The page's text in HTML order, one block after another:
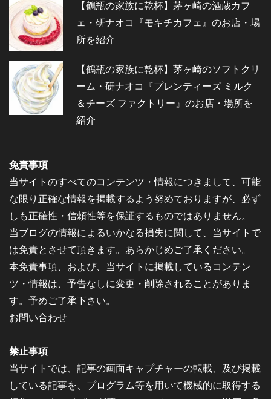
【鶴瓶の家族に乾杯】茅ヶ崎の酒蔵カフ
ェ・研ナオコ『モキチカフェ』のお店・場
所を紹介
【鶴瓶の家族に乾杯】茅ヶ崎のソフトクリ
ーム・研ナオコ『プレンティーズ ミルク
＆チーズ ファクトリー』のお店・場所を
紹介
免責事項
当サイトのすべてのコンテンツ・情報につきまして、可能
な限り正確な情報を掲載するよう努めておりますが、必ず
しも正確性・信頼性等を保証するものではありません。
当ブログの情報によるいかなる損失に関して、当サイトで
は免責とさせて頂きます。あらかじめご了承ください。
本免責事項、および、当サイトに掲載しているコンテン
ツ・情報は、予告なしに変更・削除されることがありま
す。予めご了承下さい。
お問い合わせ
禁止事項
当サイトでは、記事の画面キャプチャーの転載、及び掲載
している記事を、プログラム等を用いて機械的に取得する